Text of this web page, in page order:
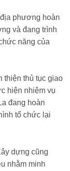
phương hoàn
và đang trình
năng của
thiện thủ tục giao
hiện nhiệm vụ
đang hoàn
tổ chức lại
dựng cũng
nhằm minh